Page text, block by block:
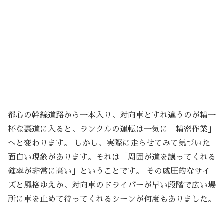
都心の幹線道路から一本入り、対向車とすれ違うのが精一
杯な裏道に入ると、ランクルの運転は一気に「精密作業」
へと変わります。 しかし、実際に走らせてみて気づいた
面白い現象があります。それは「周囲が道を譲ってくれる
確率が非常に高い」ということです。 その威圧的なサイ
ズと風格ゆえか、対向車のドライバーが早い段階で広い場
所に車を止めて待ってくれるシーンが何度もありました。